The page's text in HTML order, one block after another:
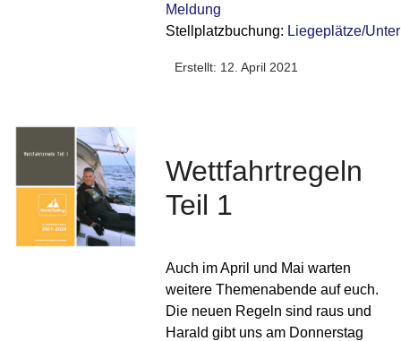
Meldung
Stellplatzbuchung: Liegeplätze/
Erstellt: 12. April 2021
Wettfahrtregeln
Teil 1
Auch im April und Mai warten
weitere Themenabende auf euch.
Die neuen Regeln sind raus und
Harald gibt uns am Donnerstag